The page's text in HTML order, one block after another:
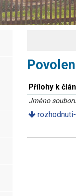
Přílohy k
Jméno